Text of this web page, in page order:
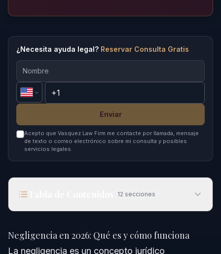
¿Necesita ayuda legal? Reservar Consulta Gratis
Enviar
Acepto que Vasquez Law Firm me contacte por llamada, mensaje
de texto o correo electrónico sobre mi consulta y posibles
servicios legales.
12 secciones
Respuesta Rápida
Negligencia en 2026: Qué es y cómo funciona
La negligencia es un concepto jurídico